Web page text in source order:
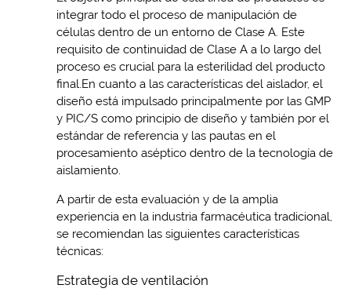
integrar todo el proceso de manipulación de
células dentro de un entorno de Clase A. Este
requisito de continuidad de Clase A a lo largo del
proceso es crucial para la esterilidad del producto
final.En cuanto a las características del aislador, el
diseño está impulsado principalmente por las GMP
y PIC/S como principio de diseño y también por el
estándar de referencia y las pautas en el
procesamiento aséptico dentro de la tecnología de
aislamiento.
A partir de esta evaluación y de la amplia
experiencia en la industria farmacéutica tradicional,
se recomiendan las siguientes características
técnicas:
Estrategia de ventilación